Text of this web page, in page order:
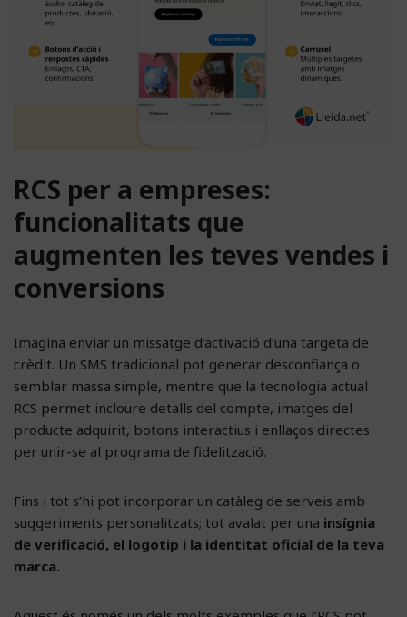
RCS per a empreses:
funcionalitats que
augmenten les teves vendes i
conversions
Imagina enviar un missatge d’activació d’una targeta de
crèdit. Un SMS tradicional pot generar desconfiança o
semblar massa simple, mentre que la tecnologia actual
RCS permet incloure detalls del compte, imatges del
producte adquirit, botons interactius i enllaços directes
per unir-se al programa de fidelització.
Fins i tot s’hi pot incorporar un catàleg de serveis amb
suggeriments personalitzats; tot avalat per una insígnia
de verificació, el logotip i la identitat oficial de la teva
marca.